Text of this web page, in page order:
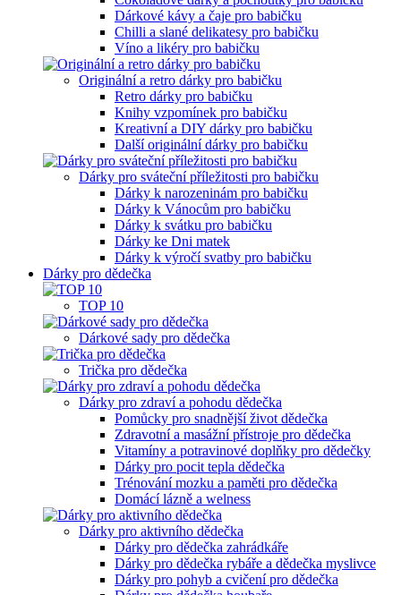
Dárkové kávy a čaje pro babičku
Chilli a slané delikatesy pro babičku
Víno a likéry pro babičku
Originální a retro dárky pro babičku
Retro dárky pro babičku
Knihy vzpomínek pro babičku
Kreativní a DIY dárky pro babičku
Další originální dárky pro babičku
Dárky pro sváteční příležitosti pro babičku
Dárky k narozeninám pro babičku
Dárky k Vánocům pro babičku
Dárky k svátku pro babičku
Dárky ke Dni matek
Dárky k výročí svatby pro babičku
Dárky pro dědečka
TOP 10
Dárkové sady pro dědečka
Trička pro dědečka
Dárky pro zdraví a pohodu dědečka
Pomůcky pro snadnější život dědečka
Zdravotní a masážní přístroje pro dědečka
Vitamíny a potravinové doplňky pro dědečky
Dárky pro pocit tepla dědečka
Trénování mozku a paměti pro dědečka
Domácí lázně a welness
Dárky pro aktivního dědečka
Dárky pro dědečka zahrádkáře
Dárky pro dědečka rybáře a dědečka myslivce
Dárky pro pohyb a cvičení pro dědečka